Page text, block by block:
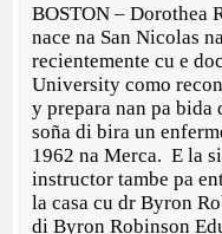
BOSTON – Dorothea
nace na San Nicolas
recientemente cu e
University como
y prepara nan pa bida
soña di bira un
1962 na Merca. E la
instructor tambe pa
la casa cu dr Byron
di Byron Robinson